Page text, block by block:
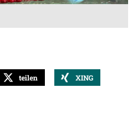
teilen
XING